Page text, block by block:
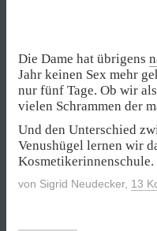
Die Dame hat übrigens
Jahr keinen Sex mehr
nur fünf Tage. Ob wir
vielen Schrammen der
Und den Unterschied
Venushügel lernen wir
Kosmetikerinnenschule.
von Sigrid Neudecker, 13